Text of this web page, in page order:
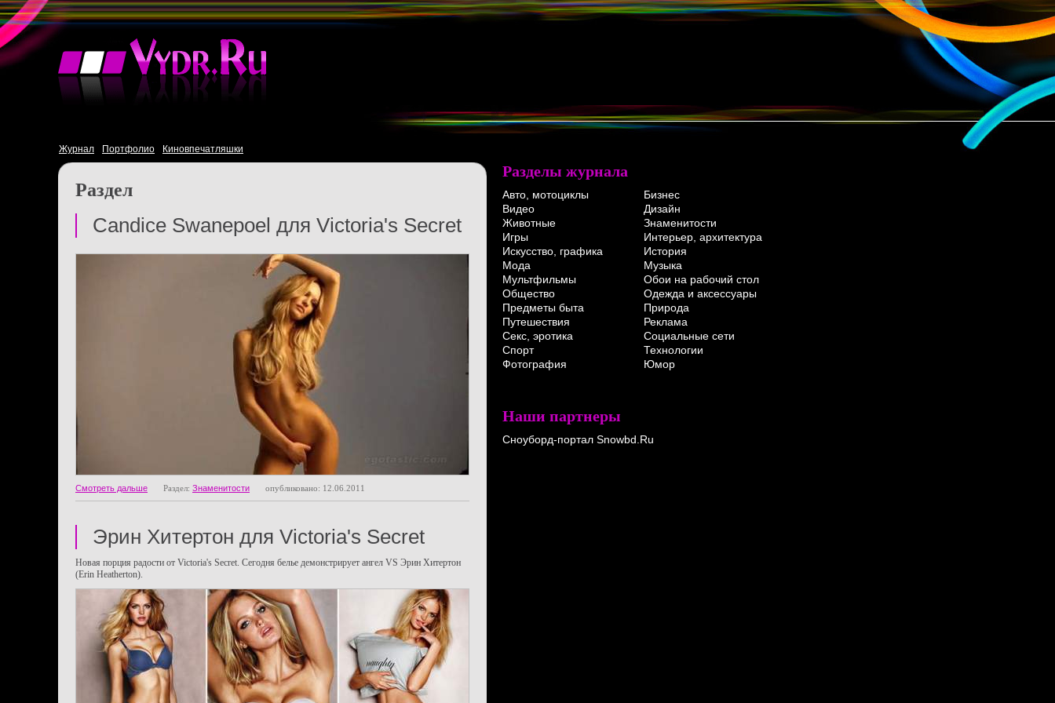
Журнал Портфолио Киновпечатляшки
Раздел
Candice Swanepoel для Victoria's Secret
Смотреть дальше Раздел: Знаменитости опубликовано: 12.06.2011
Эрин Хитертон для Victoria's Secret
Новая порция радости от Victoria's Secret. Сегодня белье демонстрирует ангел VS Эрин Хитертон
(Erin Heatherton).
Разделы журнала
Авто, мотоциклы
Бизнес
Видео
Дизайн
Животные
Знаменитости
Игры
Интерьер, архитектура
Искусство, графика
История
Мода
Музыка
Мультфильмы
Обои на рабочий стол
Общество
Одежда и аксессуары
Предметы быта
Природа
Путешествия
Реклама
Секс, эротика
Социальные сети
Спорт
Технологии
Фотография
Юмор
Наши партнеры
Сноуборд-портал Snowbd.Ru